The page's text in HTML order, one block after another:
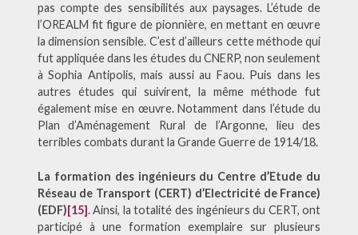
pas compte des sensibilités aux paysages. L’étude de
l’OREALM fit figure de pionnière, en mettant en œuvre
la dimension sensible. C’est d’ailleurs cette méthode qui
fut appliquée dans les études du CNERP, non seulement
à Sophia Antipolis, mais aussi au Faou. Puis dans les
autres études qui suivirent, la même méthode fut
également mise en œuvre. Notamment dans l’étude du
Plan d’Aménagement Rural de l’Argonne, lieu des
terribles combats durant la Grande Guerre de 1914/18.
La formation des ingénieurs du Centre d’Etude du
Réseau de Transport (CERT) d’Electricité de France)
(EDF)[15]. Ainsi, la totalité des ingénieurs du CERT, ont
participé à une formation exemplaire sur plusieurs